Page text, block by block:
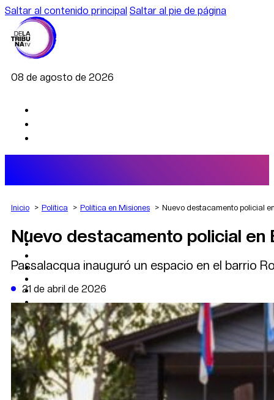
Saltar al contenido principal Saltar al pie de página
08 de agosto de 2026
AGRO
DEPORTES
POLÍTICA
DATA FIRME
DE LA TRIBUNA TV
Inicio Política Política en Misiones Nuevo destacamento policial
Nuevo destacamento policial en
Passalacqua inauguró un espacio en el barrio
21 de abril de 2026